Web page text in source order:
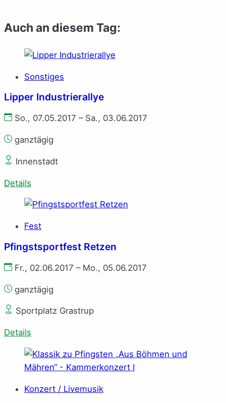
Auch an diesem Tag:
Sonstiges
Lipper Industrierallye
So., 07.05.2017 – Sa., 03.06.2017
ganztägig
Innenstadt
Details
Fest
Pfingstsportfest Retzen
Fr., 02.06.2017 – Mo., 05.06.2017
ganztägig
Sportplatz Grastrup
Details
Konzert / Livemusik